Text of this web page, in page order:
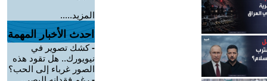
المزيد.....
احدث الأخبار المهمة
-كشك تصوير في
نيويورك.. هل تقود هذه
الصور غرباء إلى الحب؟